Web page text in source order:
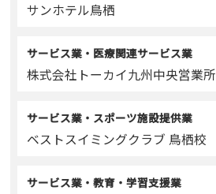
サンホテル鳥栖
サービス業・医療関連サービス業
株式会社トーカイ九州中央営業所
サービス業・スポーツ施設提供業
ベストスイミングクラブ 鳥栖校
サービス業・教育・学習支援業